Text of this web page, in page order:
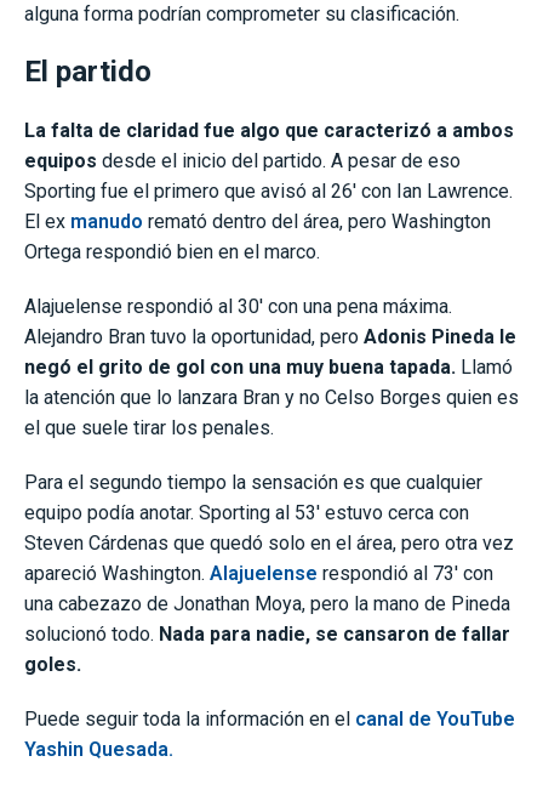
alguna forma podrían comprometer su clasificación.
El partido
La falta de claridad fue algo que caracterizó a ambos
equipos desde el inicio del partido. A pesar de eso
Sporting fue el primero que avisó al 26′ con Ian Lawrence.
El ex manudo remató dentro del área, pero Washington
Ortega respondió bien en el marco.
Alajuelense respondió al 30′ con una pena máxima.
Alejandro Bran tuvo la oportunidad, pero Adonis Pineda le
negó el grito de gol con una muy buena tapada. Llamó
la atención que lo lanzara Bran y no Celso Borges quien es
el que suele tirar los penales.
Para el segundo tiempo la sensación es que cualquier
equipo podía anotar. Sporting al 53′ estuvo cerca con
Steven Cárdenas que quedó solo en el área, pero otra vez
apareció Washington. Alajuelense respondió al 73′ con
una cabezazo de Jonathan Moya, pero la mano de Pineda
solucionó todo. Nada para nadie, se cansaron de fallar
goles.
Puede seguir toda la información en el canal de YouTube
Yashin Quesada.